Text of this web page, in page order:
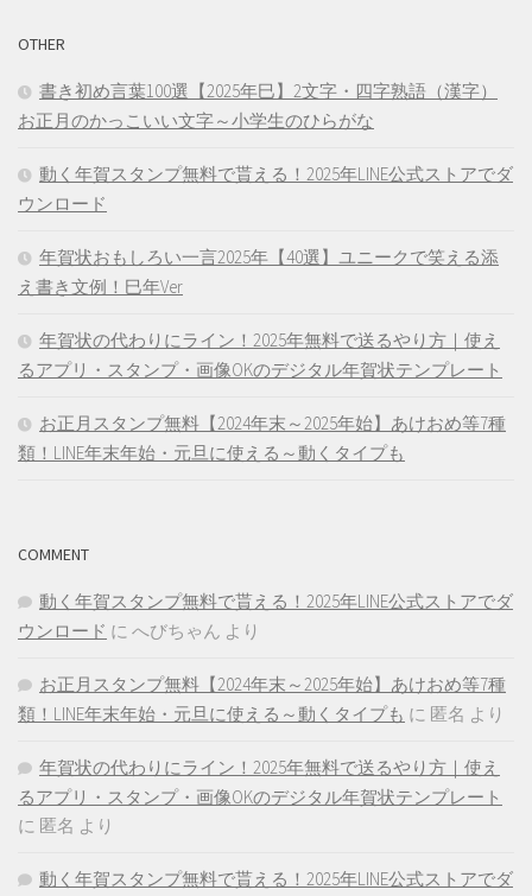
OTHER
書き初め言葉100選【2025年巳】2文字・四字熟語（漢字）
お正月のかっこいい文字～小学生のひらがな
動く年賀スタンプ無料で貰える！2025年LINE公式ストアでダ
ウンロード
年賀状おもしろい一言2025年【40選】ユニークで笑える添
え書き文例！巳年Ver
年賀状の代わりにライン！2025年無料で送るやり方｜使え
るアプリ・スタンプ・画像OKのデジタル年賀状テンプレート
お正月スタンプ無料【2024年末～2025年始】あけおめ等7種
類！LINE年末年始・元旦に使える～動くタイプも
COMMENT
動く年賀スタンプ無料で貰える！2025年LINE公式ストアでダ
ウンロード に へびちゃん より
お正月スタンプ無料【2024年末～2025年始】あけおめ等7種
類！LINE年末年始・元旦に使える～動くタイプも に 匿名 より
年賀状の代わりにライン！2025年無料で送るやり方｜使え
るアプリ・スタンプ・画像OKのデジタル年賀状テンプレート
に 匿名 より
動く年賀スタンプ無料で貰える！2025年LINE公式ストアでダ